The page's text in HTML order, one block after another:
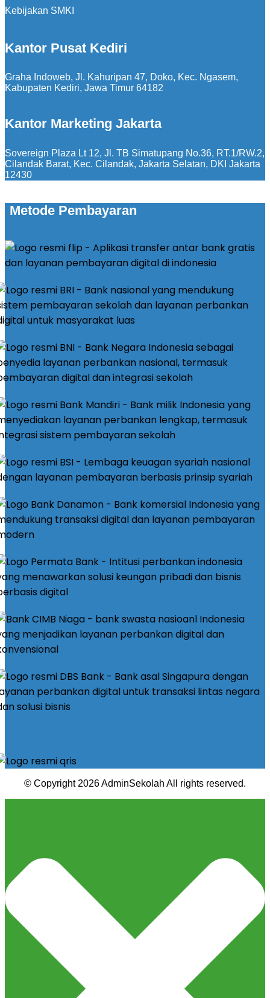
Kebijakan SMKI
Kantor Pusat Kediri
Graha Indoweb, Jl. Kahuripan 47, Doko, Kec. Ngasem,
Kabupaten Kediri, Jawa Timur 64182
Kantor Marketing Jakarta
Sovereign Plaza Lt 12, Jl. TB Simatupang No.36, RT.1/RW.2,
Cilandak Barat, Kec. Cilandak, Jakarta Selatan, DKI Jakarta
12430
Metode Pembayaran
© Copyright 2026 AdminSekolah All rights reserved.